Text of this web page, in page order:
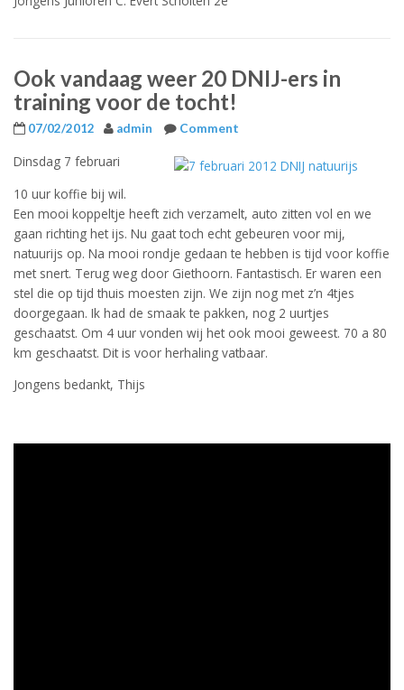
Ook vandaag weer 20 DNIJ-ers in
training voor de tocht!
07/02/2012 admin Comment
Dinsdag 7 februari
10 uur koffie bij wil.
Een mooi koppeltje heeft zich verzamelt, auto zitten vol en we
gaan richting het ijs. Nu gaat toch echt gebeuren voor mij,
natuurijs op. Na mooi rondje gedaan te hebben is tijd voor koffie
met snert. Terug weg door Giethoorn. Fantastisch. Er waren een
stel die op tijd thuis moesten zijn. We zijn nog met z’n 4tjes
doorgegaan. Ik had de smaak te pakken, nog 2 uurtjes
geschaatst. Om 4 uur vonden wij het ook mooi geweest. 70 a 80
km geschaatst. Dit is voor herhaling vatbaar.
Jongens bedankt, Thijs